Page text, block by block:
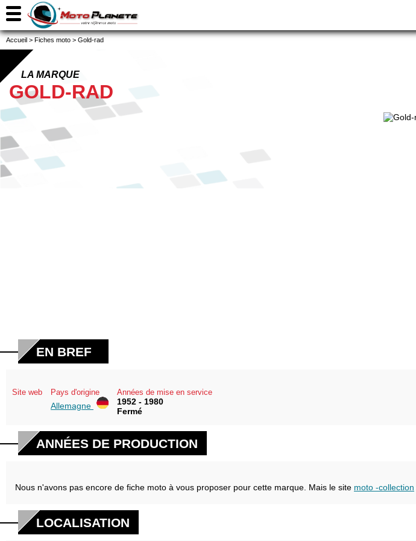
Accueil > Fiches moto > Gold-rad
LA MARQUE
GOLD-RAD
EN BREF
Site web Pays d'origine
Allemagne
Années de mise en service
1952 - 1980
Fermé
ANNÉES DE PRODUCTION
Nous n'avons pas encore de fiche moto à vous proposer pour cette marque. Mais le site moto -collection
LOCALISATION